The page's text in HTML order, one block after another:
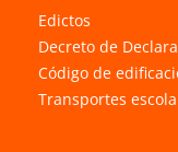
Edictos
Decreto de
Código de
Transportes